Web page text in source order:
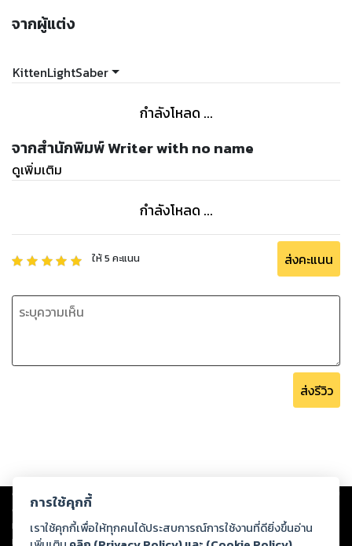
World."
https://www.facebook.com/kittenlightsaber/
จากผู้แต่ง
KittenLightSaber
กำลังโหลด ...
จากสำนักพิมพ์ Writer with no name
ดูเพิ่มเติม
กำลังโหลด ...
ให้5 คะแนน ส่งคะแนน
ส่งรีวิว
Copyright © 2026
ต่อผลงานหรือเนื้อหาใดที่อัปโหลดผ่านเว็บไซต์และปรากฏว่าละเมิดสิทธิใน
ทรัพย์สินทางปัญญาของบุคคลอื่นหรือขัดต่อกฎหมายและศีลธรรม ดังนั้น ผู้อ่าน
ทุกท่านโปรดใช้วิจารณญาณในการกลั่นกรองด้วยตนเอง และหากท่านพบว่าส่วน
การใช้คุกกี้
เราใช้คุกกี้เพื่อให้ทุกคนได้ประสบการณ์การใช้งานที่ดียิ่งขึ้นอ่าน